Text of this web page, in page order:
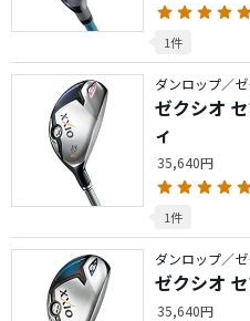
1件
ダンロップ／
ゼクシオ
ィ
35,640円
1件
ダンロップ／
ゼクシオ
35,640円